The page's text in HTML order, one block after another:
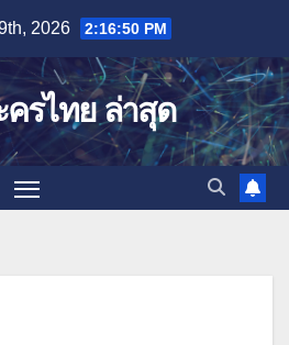
2026 2:16:51 PM
รไทย ล่าสุด